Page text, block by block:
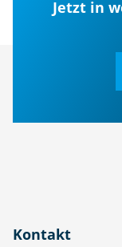
Jetzt in
Kontakt